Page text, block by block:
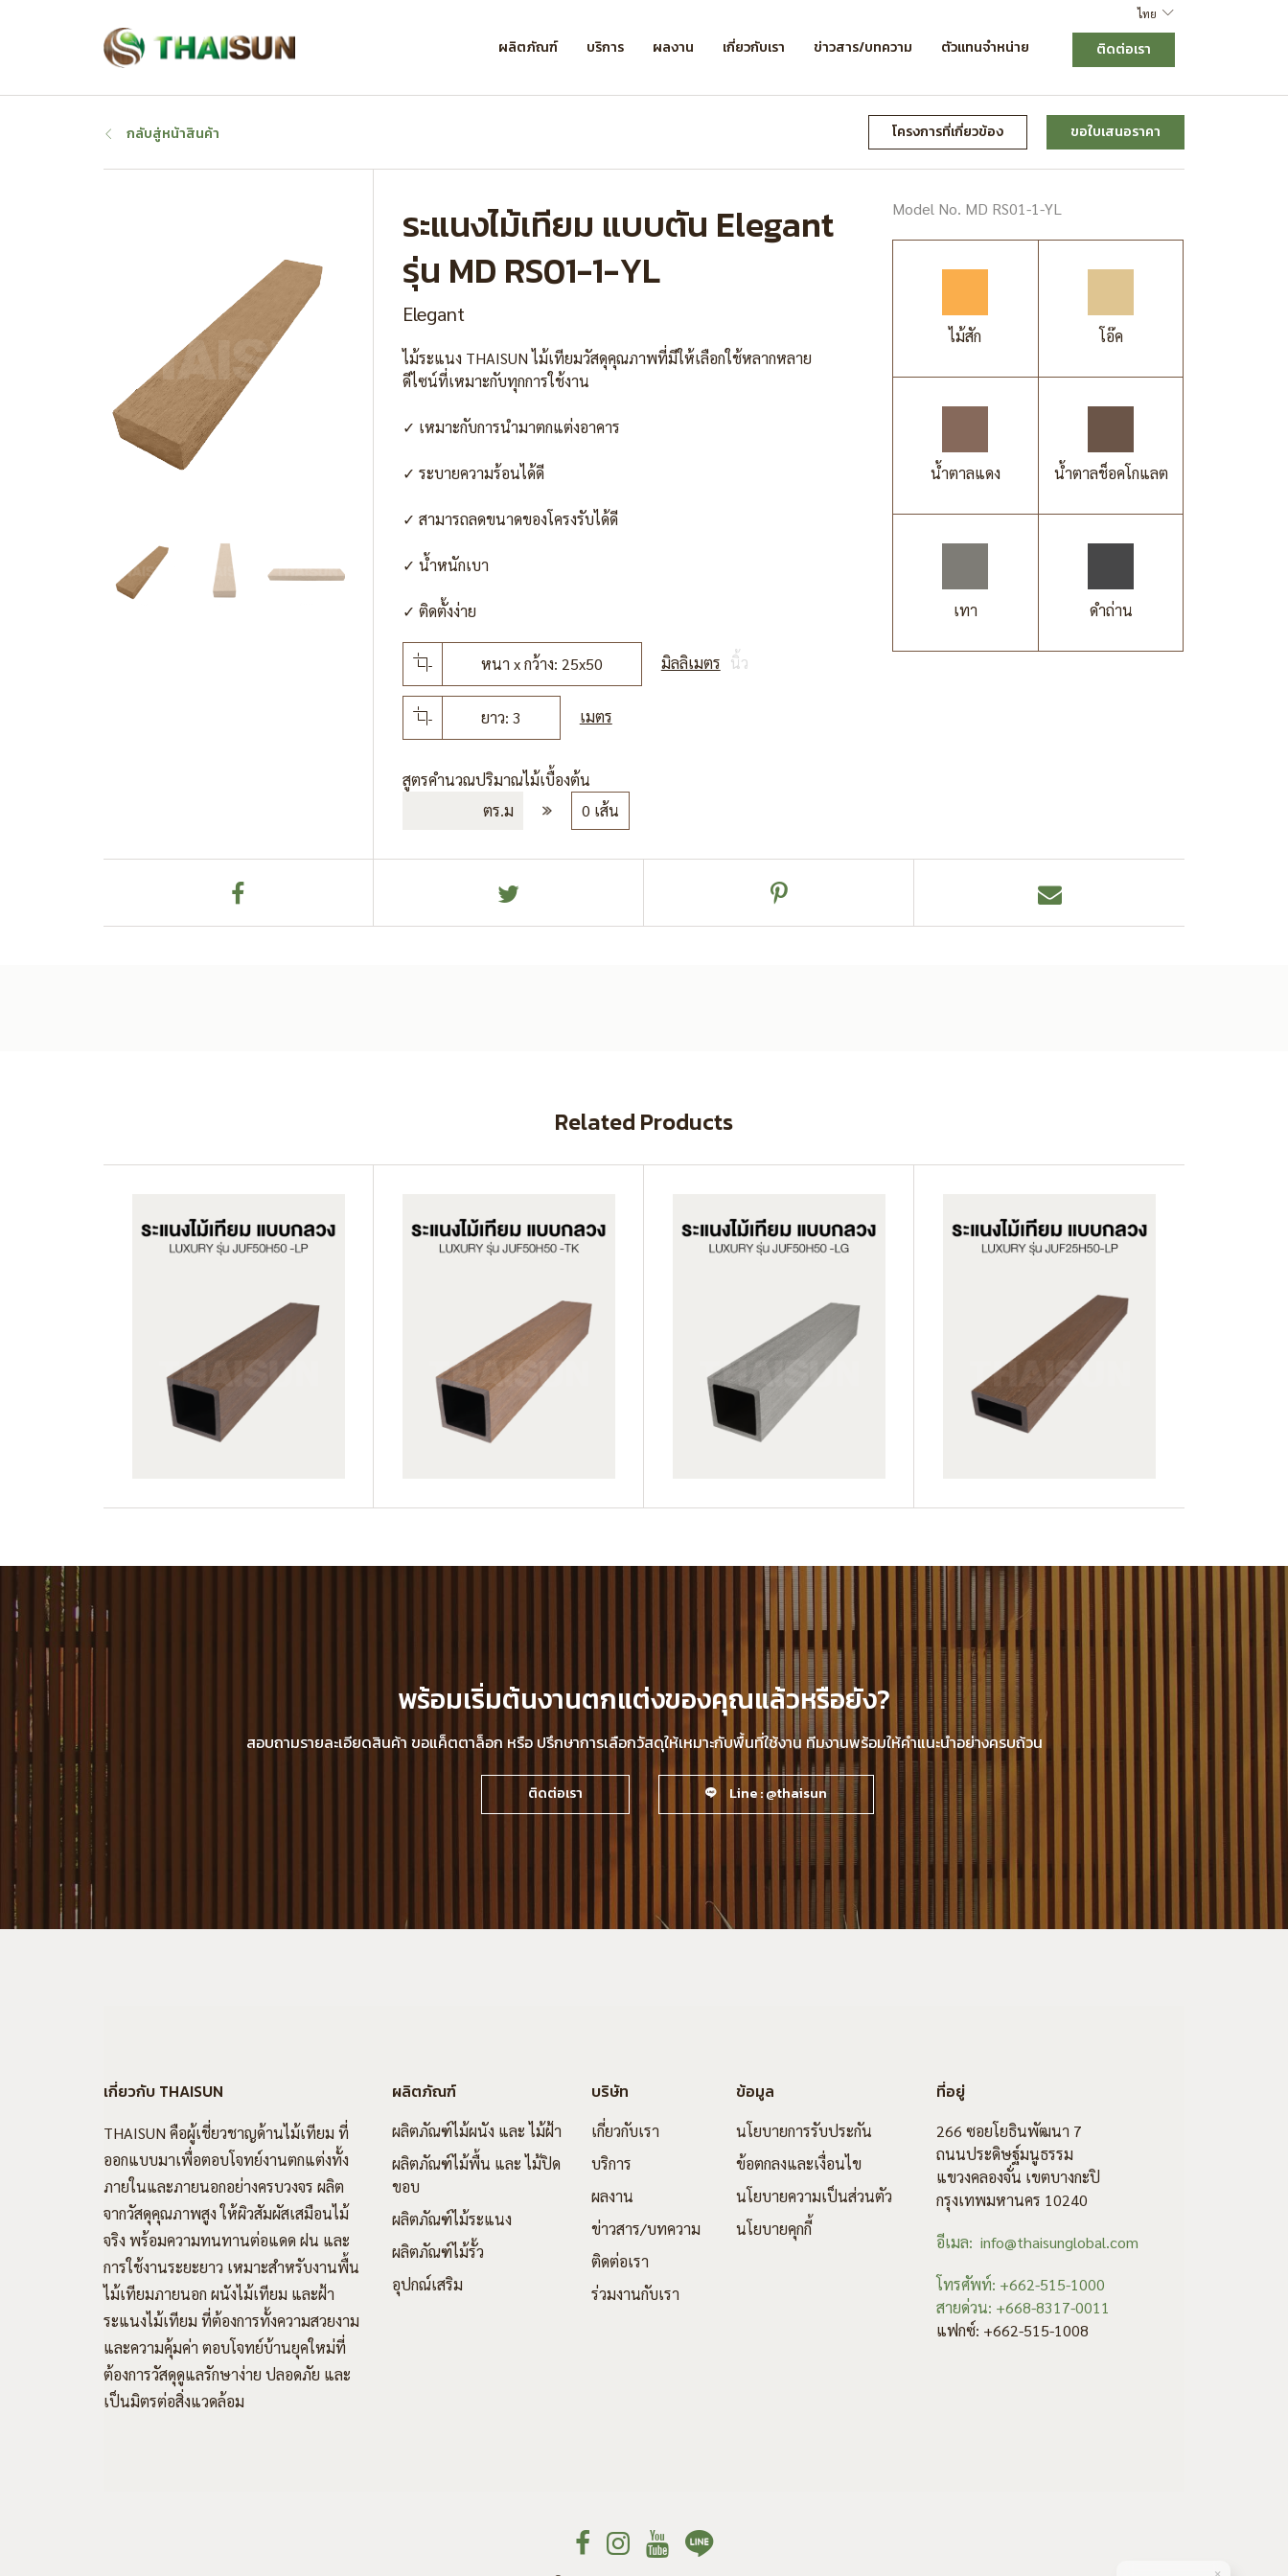
ไทย
ติดต่อเรา
ผลิตภัณฑ์ บริการ ผลงาน เกี่ยวกับเรา ข่าวสาร/บทความ ตัวแทนจำหน่าย
กลับสู่หน้าสินค้า ขอใบเสนอราคา
โครงการที่เกี่ยวข้อง
ระแนงไม้เทียม แบบตัน Elegant
รุ่น MD RS01-1-YL
Elegant
ไม้ระแนง THAISUN ไม้เทียมวัสดุคุณภาพที่มีให้เลือกใช้หลากหลาย
ดีไซน์ที่เหมาะกับทุกการใช้งาน
✓ เหมาะกับการนำมาตกแต่งอาคาร
✓ ระบายความร้อนได้ดี
✓ สามารถลดขนาดของโครงรับได้ดี
✓ น้ำหนักเบา
✓ ติดตั้งง่าย
หนา x กว้าง: 25x50 มิลลิเมตร นิ้ว
ยาว: 3 เมตร
สูตรคำนวณปริมาณไม้เบื้องต้น
ตร.ม
0 เส้น
Model No. MD RS01-1-YL
ไม้สัก โอ๊ค
น้ำตาลแดง น้ำตาลช็อคโกแลต
เทา ดำถ่าน
Related Products
พร้อมเริ่มต้นงานตกแต่งของคุณแล้วหรือยัง?
สอบถามรายละเอียดสินค้า ขอแค็ตตาล็อก หรือ ปรึกษาการเลือกวัสดุให้เหมาะกับพื้นที่ใช้งาน ทีมงานพร้อมให้คำแนะนำอย่างครบถ้วน
ติดต่อเรา Line : @thaisun
เกี่ยวกับ THAISUN
THAISUN คือผู้เชี่ยวชาญด้านไม้เทียม ที่
ออกแบบมาเพื่อตอบโจทย์งานตกแต่งทั้ง
ภายในและภายนอกอย่างครบวงจร ผลิต
จากวัสดุคุณภาพสูง ให้ผิวสัมผัสเสมือนไม้
จริง พร้อมความทนทานต่อแดด ฝน และ
การใช้งานระยะยาว เหมาะสำหรับงานพื้น
ไม้เทียมภายนอก ผนังไม้เทียม และฝ้า
ระแนงไม้เทียม ที่ต้องการทั้งความสวยงาม
และความคุ้มค่า ตอบโจทย์บ้านยุคใหม่ที่
ต้องการวัสดุดูแลรักษาง่าย ปลอดภัย และ
เป็นมิตรต่อสิ่งแวดล้อม
ผลิตภัณฑ์
ผลิตภัณฑ์ไม้ผนัง และ ไม้ฝ้า
ผลิตภัณฑ์ไม้พื้น และ ไม้ปิด
ขอบ
ผลิตภัณฑ์ไม้ระแนง
ผลิตภัณฑ์ไม้รั้ว
อุปกณ์เสริม
บริษัท
เกี่ยวกับเรา
บริการ
ผลงาน
ข่าวสาร/บทความ
ติดต่อเรา
ร่วมงานกับเรา
ข้อมูล
นโยบายการรับประกัน
ข้อตกลงและเงื่อนไข
นโยบายความเป็นส่วนตัว
นโยบายคุกกี้
ที่อยู่
266 ซอยโยธินพัฒนา 7
ถนนประดิษฐ์มนูธรรม
แขวงคลองจั่น เขตบางกะปิ
กรุงเทพมหานคร 10240
อีเมล: info@thaisunglobal.com
โทรศัพท์: +662-515-1000
สายด่วน: +668-8317-0011
แฟกซ์: +662-515-1008